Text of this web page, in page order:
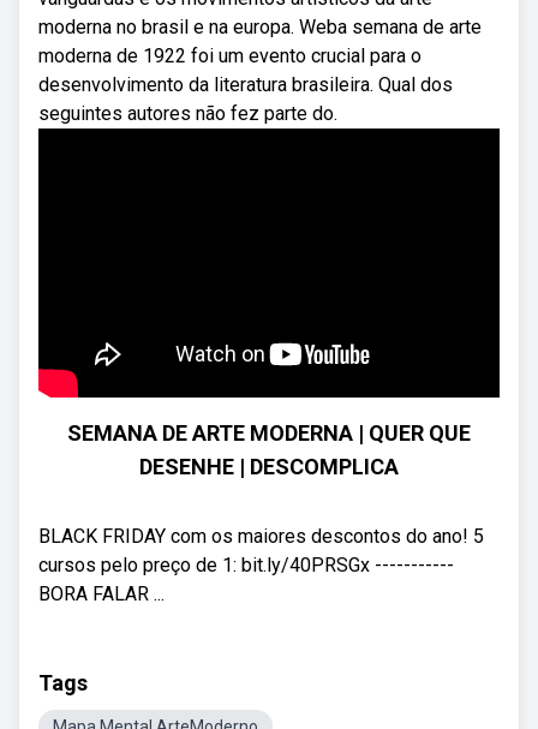
moderna no brasil e na europa. Weba semana de arte
moderna de 1922 foi um evento crucial para o
desenvolvimento da literatura brasileira. Qual dos
seguintes autores não fez parte do.
SEMANA DE ARTE MODERNA | QUER QUE
DESENHE | DESCOMPLICA
BLACK FRIDAY com os maiores descontos do ano! 5
cursos pelo preço de 1: bit.ly/40PRSGx -----------
BORA FALAR ...
Tags